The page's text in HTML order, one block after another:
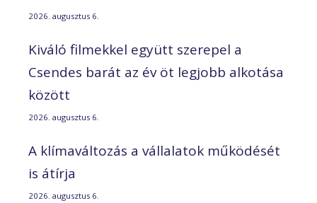
2026. augusztus 6.
Kiváló filmekkel együtt szerepel a
Csendes barát az év öt legjobb alkotása
között
2026. augusztus 6.
A klímaváltozás a vállalatok működését
is átírja
2026. augusztus 6.